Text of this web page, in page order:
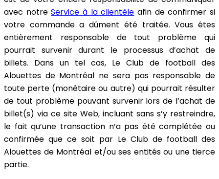
avec notreService à la clientèleafin de confirmer si
votre commande a dûment été traitée. Vous êtes
entièrement responsable de tout problème qui
pourrait survenir durant le processus d’achat de
billets. Dans un tel cas, Le Club de football des
Alouettes de Montréal ne sera pas responsable de
toute perte (monétaire ou autre) qui pourrait résulter
de tout problème pouvant survenir lors de l’achat de
billet(s) via ce site Web, incluant sans s’y restreindre,
le fait qu’une transaction n’a pas été complétée ou
confirmée que ce soit par Le Club de football des
Alouettes de Montréal et/ou ses entités ou une tierce
partie.